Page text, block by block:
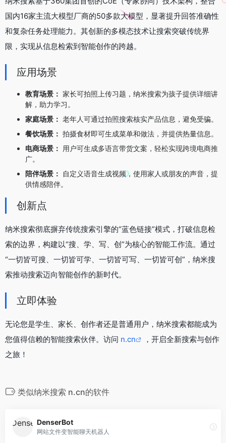
国内16家主流大模型厂商的50多款大模型，显著提升回答准确性
和复杂任务处理能力。其创新的多模态技术让搜索突破传统界
限，实现从信息检索到智能创作的跨越。
应用场景
教育场景： 家长可拍照上传习题，纳米搜索为孩子提供详细讲
解，助力学习。
家庭场景： 老年人可通过拍照搜索核实产品信息，避免受骗。
餐饮场景： 拍摄食材即可生成菜单和做法，并提供热量信息。
电商场景：
用户可生成多语言带货文案，轻松实现跨境电商推
广。
陪伴场景：
自定义语音生成视频，使用家人或朋友的声音，提
供情感陪伴。
创新点
纳米搜索彻底摒弃传统搜索引擎的“蓝色链接”模式，打破信息检
索的边界，构建以“搜、学、写、创”为核心的智能工作流。通过
“一切皆可搜、一切皆可学、一切皆可写、一切皆可创”，纳米搜
索推动搜索迈向智能创作的新时代。
立即体验
无论您是学生、家长、创作者还是普通用户，纳米搜索都能成为
您值得信赖的智能搜索伙伴。访问 n.cn
，开启全新搜索与创作
之旅！
类似纳米搜索 n.cn的软件
DenserBot
网站文件变智能聊天机器人